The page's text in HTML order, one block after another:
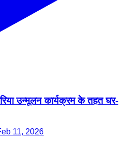
उन्मूलन कार्यक्रम के तहत घर-
11, 2026